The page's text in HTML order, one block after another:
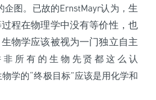
图。已故的ErnstMayr认为， 生
程在物理学中没有等价性，也
物学应该被视为一门独立自主
非所有的生物先贤都这么认
学的“终极目标”应该是用化学和